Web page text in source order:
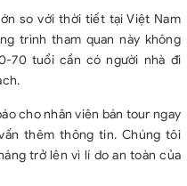
so với thời tiết tại Việt Nam
trình tham quan này không
70 tuổi cần có người nhà đi
cho nhân viên bán tour ngay
thêm thông tin. Chúng tôi
trở lên vì lí do an toàn của